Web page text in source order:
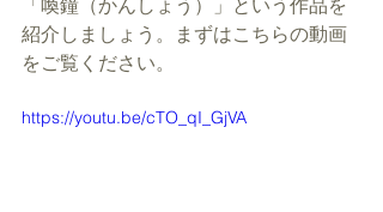
「喚鐘（かんしょう）」という作品を
紹介しましょう。まずはこちらの動画
をご覧ください。
https://youtu.be/cTO_qI_GjVA